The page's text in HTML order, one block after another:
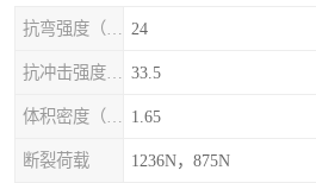
24
33.5
1.65
断裂荷载 1236N，875N